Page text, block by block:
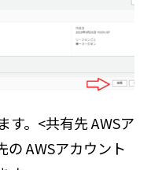
す。<共有先 AWSア
の AWSアカウント